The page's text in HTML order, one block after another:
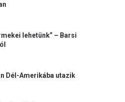
lehetünk” – Barsi
Dél-Amerikába utazik